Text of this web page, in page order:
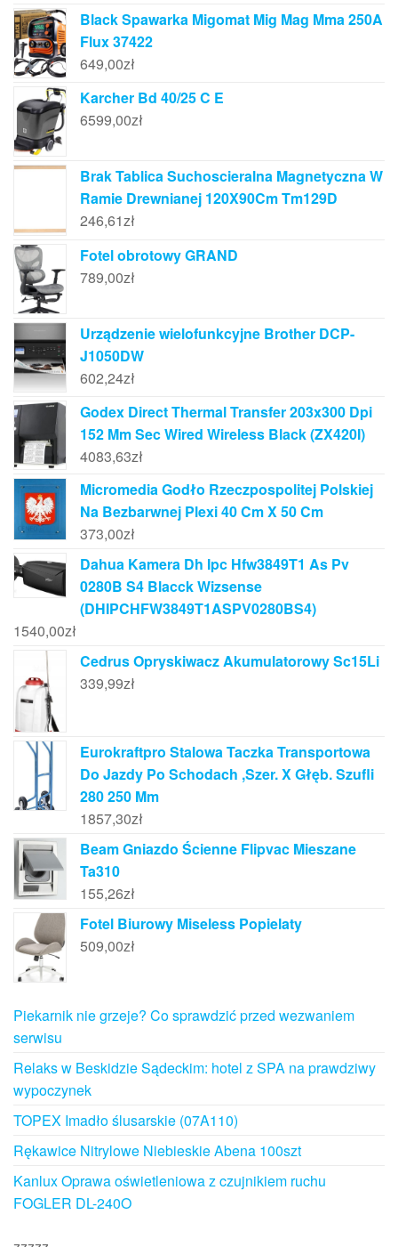
Black Spawarka Migomat Mig Mag Mma 250A
Flux 37422
649,00zł
Karcher Bd 40/25 C E
6599,00zł
Brak Tablica Suchoscieralna Magnetyczna W
Ramie Drewnianej 120X90Cm Tm129D
246,61zł
Fotel obrotowy GRAND
789,00zł
Urządzenie wielofunkcyjne Brother DCP-
J1050DW
602,24zł
Godex Direct Thermal Transfer 203x300 Dpi
152 Mm Sec Wired Wireless Black (ZX420I)
4083,63zł
Micromedia Godło Rzeczpospolitej Polskiej
Na Bezbarwnej Plexi 40 Cm X 50 Cm
373,00zł
Dahua Kamera Dh Ipc Hfw3849T1 As Pv
0280B S4 Blacck Wizsense
(DHIPCHFW3849T1ASPV0280BS4)
1540,00zł
Cedrus Opryskiwacz Akumulatorowy Sc15Li
339,99zł
Eurokraftpro Stalowa Taczka Transportowa
Do Jazdy Po Schodach ,Szer. X Głęb. Szufli
280 250 Mm
1857,30zł
Beam Gniazdo Ścienne Flipvac Mieszane
Ta310
155,26zł
Fotel Biurowy Miseless Popielaty
509,00zł
Piekarnik nie grzeje? Co sprawdzić przed wezwaniem
serwisu
Relaks w Beskidzie Sądeckim: hotel z SPA na prawdziwy
wypoczynek
TOPEX Imadło ślusarskie (07A110)
Rękawice Nitrylowe Niebieskie Abena 100szt
Kanlux Oprawa oświetleniowa z czujnikiem ruchu
FOGLER DL-240O